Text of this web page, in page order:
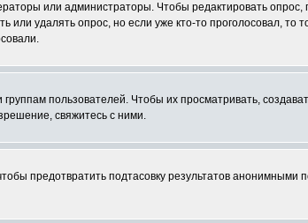
или администраторы. Чтобы редактировать
или удалять опрос, но если уже кто-то проголосовал,
пользователей. Чтобы их просматривать,
свяжитесь с ними.
предотвратить подтасовку результатов